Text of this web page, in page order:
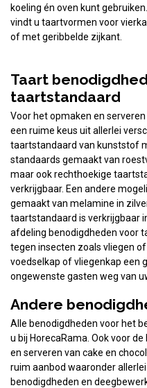
koeling én oven kunt
vindt u taartvormen voor
of met geribbelde zijkant.
Taart
taartstandaard
Voor het opmaken en
een ruime keus uit allerlei
taartstandaard van kunststof
standaards gemaakt van
maar ook rechthoekige
verkrijgbaar. Een andere
gemaakt van melamine in
taartstandaard is verkrijgbaar
afdeling benodigdheden voor
tegen insecten zoals vliegen
voedselkap of vliegenkap een
ongewenste gasten weg van
Andere
Alle benodigdheden voor het
u bij HorecaRama. Ook voor
en serveren van cake en
ruim aanbod waaronder
benodigdheden en